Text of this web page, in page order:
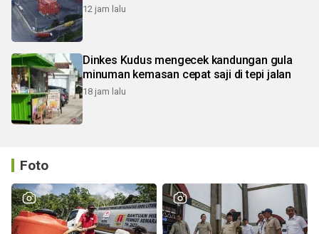
12 jam lalu
Dinkes Kudus mengecek kandungan gula
minuman kemasan cepat saji di tepi jalan
18 jam lalu
Foto